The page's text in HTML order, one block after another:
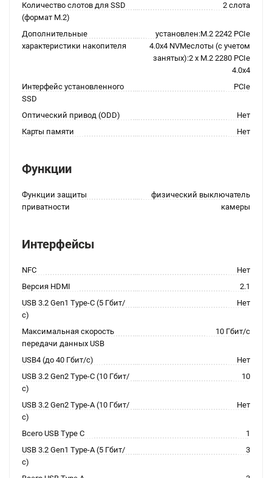
Количество слотов для SSD
(формат M.2)
2 слота
Дополнительные
характеристики накопителя
установлен:M.2 2242 PCIe
4.0x4 NVMeслоты (с учетом
занятых):2 x M.2 2280 PCIe
4.0x4
Интерфейс установленного
SSD
PCIe
Оптический привод (ODD)
Нет
Карты памяти
Нет
Функции
Функции защиты
приватности
физический выключатель
камеры
Интерфейсы
NFC
Нет
Версия HDMI
2.1
USB 3.2 Gen1 Type-C (5 Гбит/
с)
Нет
Максимальная скорость
передачи данных USB
10 Гбит/с
USB4 (до 40 Гбит/с)
Нет
USB 3.2 Gen2 Type-C (10 Гбит/
с)
10
USB 3.2 Gen2 Type-A (10 Гбит/
с)
Нет
Всего USB Type C
1
USB 3.2 Gen1 Type-A (5 Гбит/
с)
3